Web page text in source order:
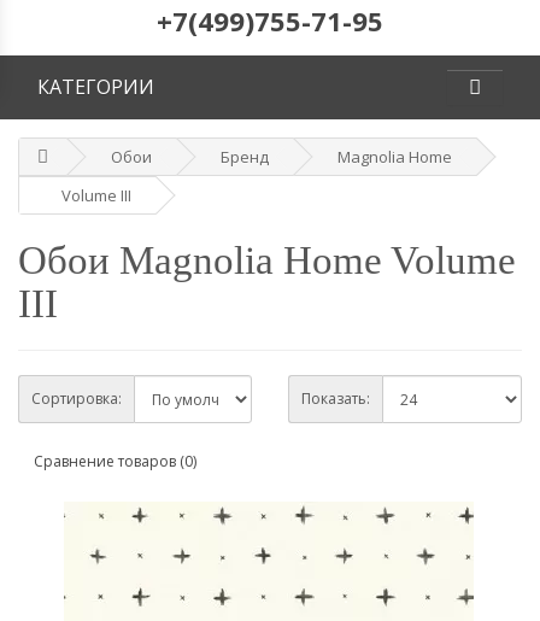
+7(499)755-71-95
КАТЕГОРИИ
Обои Бренд
Magnolia Home
Volume III
Обои Magnolia Home Volume
III
Сортировка: Показать:
Сравнение товаров (0)